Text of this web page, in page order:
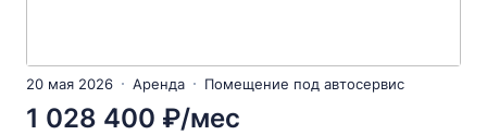
20 мая 2026 Аренда Помещение под автосервис
1 028 400 ₽/мес